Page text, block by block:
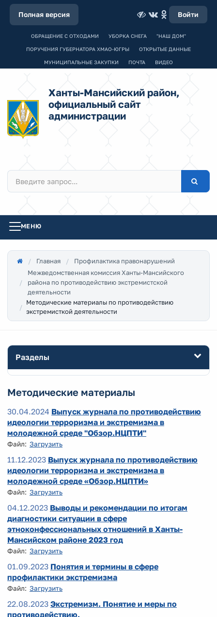
Полная версия Войти
ОБРАЩЕНИЕ С ОТХОДАМИ УБОРКА СНЕГА "НАШ ДОМ"
ПОРУЧЕНИЯ ГУБЕРНАТОРА ХМАО-ЮГРЫ ОТКРЫТЫЕ ДАННЫЕ
МУНИЦИПАЛЬНЫЕ ЗАКУПКИ ПОЧТА ВИДЕО
Ханты-Мансийский район,
официальный сайт
администрации
МЕНЮ
Главная
Профилактика правонарушений
Межведомственная комиссия Ханты-Мансийского
района по противодействию экстремистской
деятельности
Методические материалы по противодействию
экстремисткой деятельности
Разделы
Методические материалы
30.04.2024 Выпуск журнала по противодействию
идеологии терроризма и экстремизма в
молодежной среде "Обзор.НЦПТИ"
Файл: Загрузить
11.12.2023 Выпуск журнала по противодействию
идеологии терроризма и экстремизма в
молодежной среде «Обзор.НЦПТИ»
Файл: Загрузить
04.12.2023 Выводы и рекомендации по итогам
диагностики ситуации в сфере
этноконфессиональных отношений в Ханты-
Мансийском районе 2023 год
Файл: Загрузить
01.09.2023 Понятия и термины в сфере
профилактики экстремизма
Файл: Загрузить
22.08.2023 Экстремизм. Понятие и меры по
противодействию.